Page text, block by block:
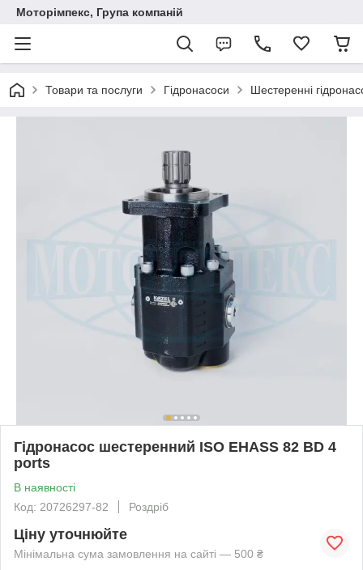
Моторімпекс, Група компаній
Товари та послуги Гідронасоси Шестеренні
Гідронасос шестеренний ISO EHASS 82 BD 4
ports
В наявності
Код: 20726297-82
Роздріб
Ціну уточнюйте
Мінімальна сума замовлення на сайті — 500 ₴